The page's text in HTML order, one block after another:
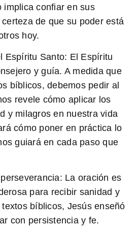
implica confiar en sus
de que su poder está
hoy.
Espíritu Santo: El Espíritu
y guía. A medida que
bíblicos, debemos pedir al
revele cómo aplicar los
y milagros en nuestra vida
cómo poner en práctica lo
guiará en cada paso que
La oración es
para recibir sanidad y
bíblicos, Jesús enseñó
con persistencia y fe.